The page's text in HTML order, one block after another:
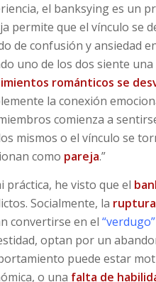
el banksying es un
permite que el vínculo se
de confusión y ansiedad
uno de los dos siente una
románticos se
la conexión
comienza a
mismos o el vínculo se
como pareja.”
práctica, he visto que el
Socialmente, la
convertirse en el “verdugo”
optan por un
puede estar
o una falta de